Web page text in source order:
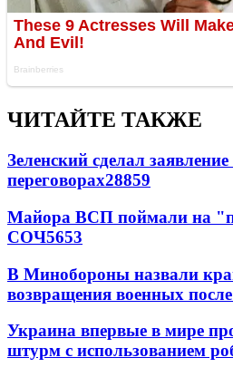
ЧИТАЙТЕ ТАКЖЕ
Зеленский сделал
переговорах28859
Майора ВСП поймали на
СОЧ5653
В Минобороны назвали
возвращения военных
Украина впервые в мире
штурм с использованием